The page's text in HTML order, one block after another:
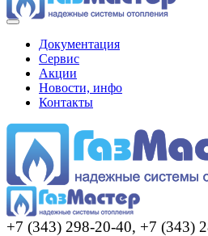
Документация
Сервис
Акции
Новости, инфо
Контакты
+7 (343) 298-20-40, +7 (343)